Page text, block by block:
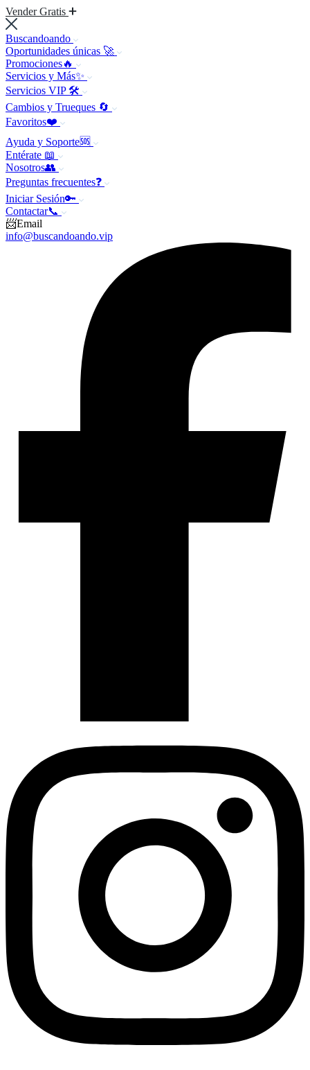
Vender Gratis
Buscandoando
Oportunidades únicas 🚀
Promociones🔥
Servicios y Más✨
Servicios VIP 🛠️
Cambios y Trueques 🔄
Favoritos❤️
Ayuda y Soporte🆘
Entérate 📖
Nosotros👥
Preguntas frecuentes❓
Iniciar Sesión🔑
Contactar📞
📨Email
info@buscandoando.vip